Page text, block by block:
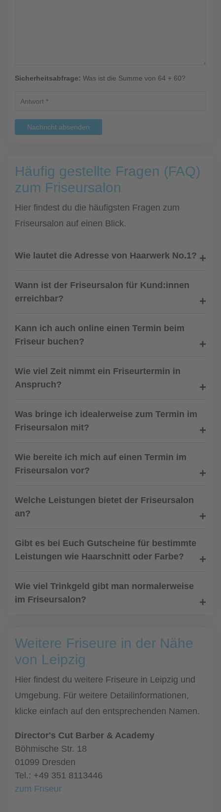
Sicherheitsabfrage: Was ist die Summe von 64 + 60?
Nachricht absenden
Häufig gestellte Fragen (FAQ)
zum Friseursalon
Hier findest du die häufigsten Fragen zum
Friseursalon auf einen Blick.
Wie lautet die Adresse von Haarwerk No.1?
Wann ist der Friseursalon für Kund:innen
erreichbar?
Kann ich auch online einen Termin beim
Friseur buchen?
Wie viel Zeit nimmt ein Friseurtermin in
Anspruch?
Was bringe ich idealerweise zum Termin im
Friseursalon mit?
Wie bereite ich mich auf einen Termin im
Friseursalon vor?
Welche Leistungen bietet der Friseursalon
an?
Gibt es bei Euch Gutscheine für bestimmte
Leistungen wie Haarschnitt oder Farbe?
Wie viel Trinkgeld gibt man normalerweise
im Friseursalon?
Weitere Friseure in der Nähe
von Leipzig
Hier findest du weitere Friseure in Leipzig und
Umgebung. Für weitere Detailinformationen,
klicke einfach auf den entsprechenden Namen.
Director's Cut Barber & Academy
Böhmische Str. 18
01099 Dresden
Tel.: +49 351 8113446
zum Friseur